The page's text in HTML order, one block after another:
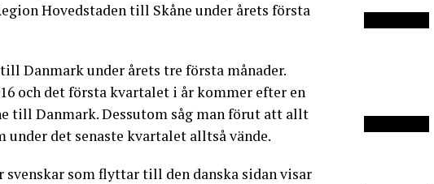
Hovedstaden till Skåne under årets första
Danmark under årets tre första månader.
och det första kvartalet i år kommer efter en
till Danmark. Dessutom såg man förut att allt
det senaste kvartalet alltså vände.
som flyttar till den danska sidan visar